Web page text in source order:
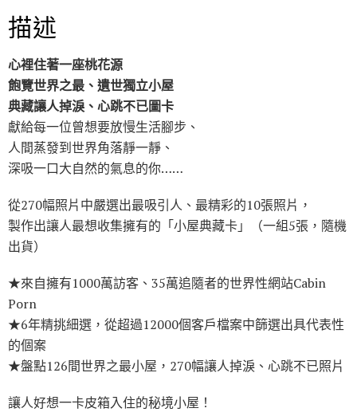
o
k
描述
心裡住著一座桃花源
飽覽世界之最、遺世獨立小屋
典藏讓人掉淚、心跳不已圖卡
獻給每一位曾想要放慢生活腳步、
人間蒸發到世界角落靜一靜、
深吸一口大自然的氣息的你……
從270幅照片中嚴選出最吸引人、最精彩的10張照片，
製作出讓人最想收集擁有的「小屋典藏卡」（一組5張，隨機
出貨）
★來自擁有1000萬訪客、35萬追隨者的世界性網站Cabin
Porn
★6年精挑細選，從超過12000個客戶檔案中篩選出具代表性
的個案
★盤點126間世界之最小屋，270幅讓人掉淚、心跳不已照片
讓人好想一卡皮箱入住的秘境小屋！